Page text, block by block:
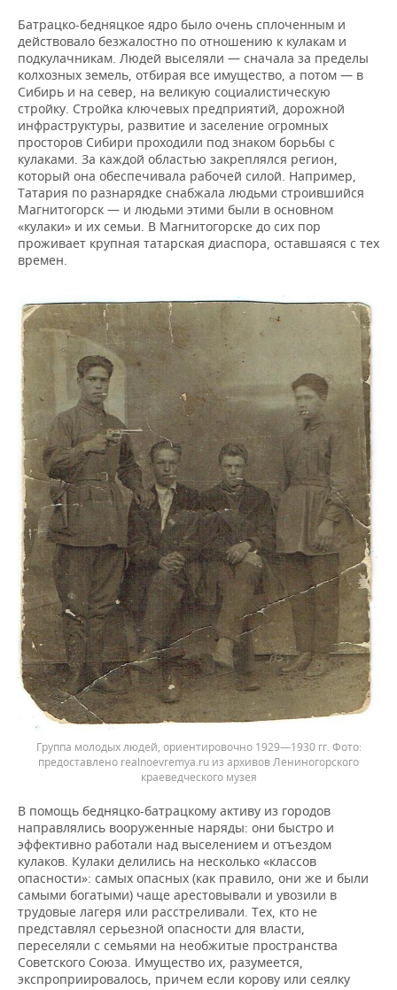
Батрацко-бедняцкое ядро было очень сплоченным и
действовало безжалостно по отношению к кулакам и
подкулачникам. Людей выселяли — сначала за пределы
колхозных земель, отбирая все имущество, а потом — в
Сибирь и на север, на великую социалистическую
стройку. Стройка ключевых предприятий, дорожной
инфраструктуры, развитие и заселение огромных
просторов Сибири проходили под знаком борьбы с
кулаками. За каждой областью закреплялся регион,
который она обеспечивала рабочей силой. Например,
Татария по разнарядке снабжала людьми строившийся
Магнитогорск — и людьми этими были в основном
«кулаки» и их семьи. В Магнитогорске до сих пор
проживает крупная татарская диаспора, оставшаяся с тех
времен.
Группа молодых людей, ориентировочно 1929—1930 гг.
предоставлено realnoevremya.ru из архивов Лениногорского
краеведческого музея
В помощь бедняцко-батрацкому активу из городов
направлялись вооруженные наряды: они быстро и
эффективно работали над выселением и отъездом
кулаков. Кулаки делились на несколько «классов
опасности»: самых опасных (как правило, они же и были
самыми богатыми) чаще арестовывали и увозили в
трудовые лагеря или расстреливали. Тех, кто не
представлял серьезной опасности для власти,
переселяли с семьями на необжитые пространства
Советского Союза. Имущество их, разумеется,
экспроприировалось, причем если корову или сеялку